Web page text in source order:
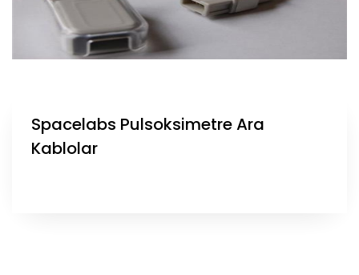
Spacelabs Pulsoksimetre Ara
Kablolar